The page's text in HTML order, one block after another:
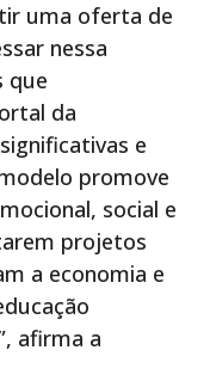
uma oferta de
nessa
que
da
e
promove
social e
projetos
a economia e
afirma a